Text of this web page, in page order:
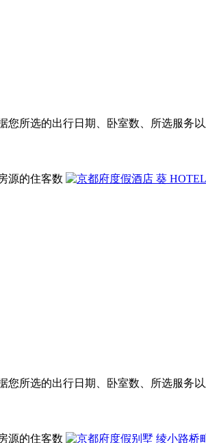
您所选的出行日期、卧室数、所选服务
源的住客数
您所选的出行日期、卧室数、所选服务
源的住客数